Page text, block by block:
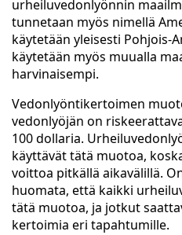
urheiluvedonlyönnin
tunnetaan myös nimellä
käytetään yleisesti Pohjois-
käytetään myös muualla
harvinaisempi.
Vedonlyöntikertoimen
vedonlyöjän on
100 dollaria.
käyttävät tätä muotoa,
voittoa pitkällä aikavälillä.
huomata, että kaikki
tätä muotoa, ja jotkut
kertoimia eri tapahtumille.